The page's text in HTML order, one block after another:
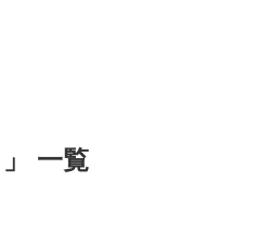
一覧